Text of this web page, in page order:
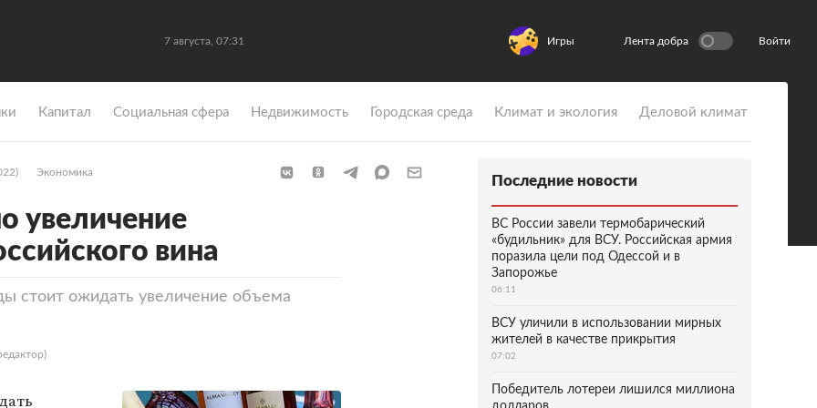
7 августа, 07:31 Игры Лента добра Войти
Капитал Социальная сфера Недвижимость Городская среда Климат и экология Деловой климат
Экономика
увеличение
вина
стоит ожидать увеличение объема
Последние новости
ВС России завели термобарический
«будильник» для ВСУ. Российская армия
поразила цели под Одессой и в
Запорожье
06:11
ВСУ уличили в использовании мирных
жителей в качестве прикрытия
07:02
Победитель лотереи лишился миллиона